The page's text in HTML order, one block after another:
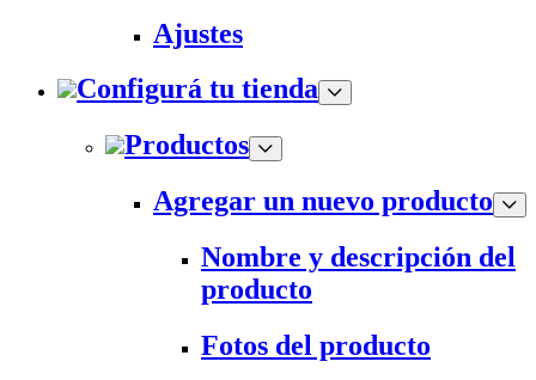
Ajustes
Configurá tu tienda
Productos
Agregar un nuevo producto
Nombre y descripción del
producto
Fotos del producto